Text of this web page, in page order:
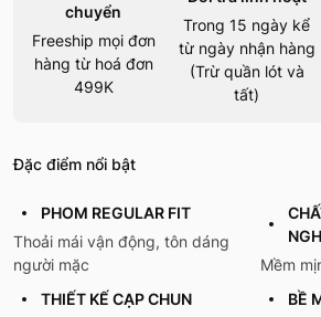
chuyển
Freeship mọi đơn
hàng từ hoá đơn
499K
Trong 15 ngày kể
từ ngày nhận hàng
(Trừ quần lót và
tất)
Đặc điểm nổi bật
PHOM REGULAR FIT
Thoải mái vận động, tôn dáng
người mặc
Mềm
THIẾT KẾ CẠP CHUN
BỀ